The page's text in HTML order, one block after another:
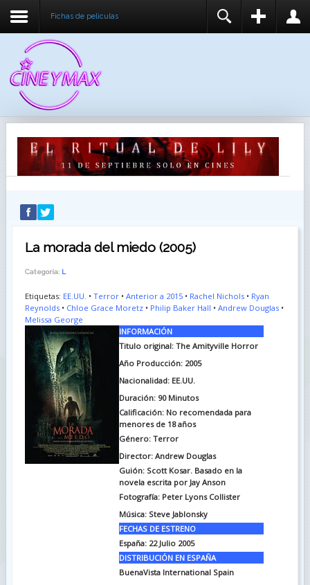
Fichas de peliculas
RECUÉRDEME
IDENTIFICARSE
REGISTER
La morada del miedo (2005)
Categoría: L
Etiquetas: EE.UU. • Terror• Anterior a 2015• Rachel Nichols• Ryan
Reynolds• Chloe Grace Moretz• Philip Baker Hall • Andrew Douglas•
Melissa George
INFORMACIÓN
Titulo original: The Amityville Horror
Año Producción: 2005
Nacionalidad: EE.UU.
Duración: 90 Minutos
Calificación: No recomendada para
menores de 18 años
Género: Terror
Director: Andrew Douglas
Guión: Scott Kosar. Basado en la
novela escrita por Jay Anson
Fotografía: Peter Lyons Collister
Música: Steve Jablonsky
FECHAS DE ESTRENO
España: 22 Julio 2005
DISTRIBUCIÓN EN ESPAÑA
BuenaVista International Spain